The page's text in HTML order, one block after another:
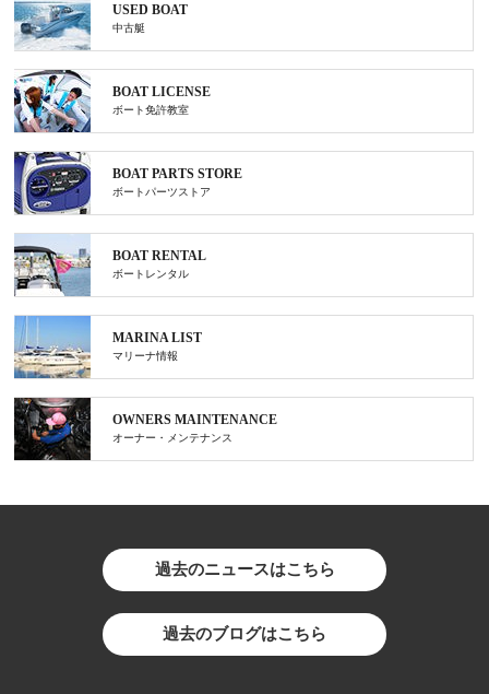
USED BOAT
中古艇
BOAT LICENSE
ボート免許教室
BOAT PARTS STORE
ボートパーツストア
BOAT RENTAL
ボートレンタル
MARINA LIST
マリーナ情報
OWNERS MAINTENANCE
オーナー・メンテナンス
過去のニュースはこちら
過去のブログはこちら